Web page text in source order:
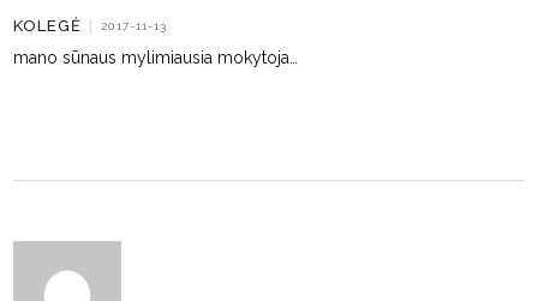
KOLEGĖ | 2017-11-13
mano sūnaus mylimiausia mokytoja…